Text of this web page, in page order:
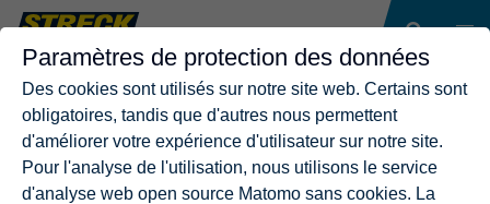
Paramètres de protection des données
Des cookies sont utilisés sur notre site web. Certains sont
obligatoires, tandis que d'autres nous permettent
d'améliorer votre expérience d'utilisateur sur notre site.
Pour l'analyse de l'utilisation, nous utilisons le service
d'analyse web open source Matomo sans cookies. La